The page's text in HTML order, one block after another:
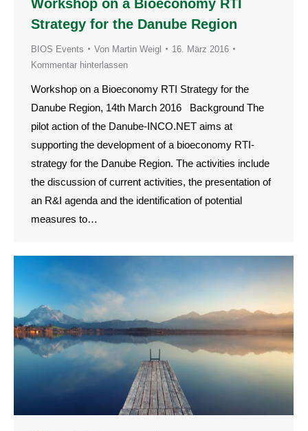
Workshop on a Bioeconomy RTI
Strategy for the Danube Region
BIOS Events Von Martin Weigl
16. März 2016
Kommentar hinterlassen
Workshop on a Bioeconomy RTI Strategy for the
Danube Region, 14th March 2016 Background The
pilot action of the Danube‐INCO.NET aims at
supporting the development of a bioeconomy RTI‐
strategy for the Danube Region. The activities include
the discussion of current activities, the presentation of
an R&I agenda and the identification of potential
measures to…